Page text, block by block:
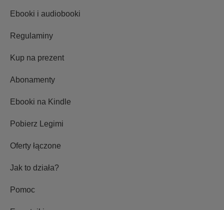
Ebooki i audiobooki
Regulaminy
Kup na prezent
Abonamenty
Ebooki na Kindle
Pobierz Legimi
Oferty łączone
Jak to działa?
Pomoc